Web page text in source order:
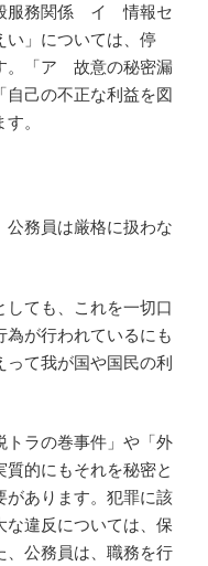
服務関係 イ 情報セ
い」については、停
。「ア 故意の秘密漏
自己の不正な利益を図
。
務員は厳格に扱わな
ても、これを一切口
が行われているにも
て我が国や国民の利
トラの巻事件」や「外
的にもそれを秘密と
があります。犯罪に該
な違反については、保
、公務員は、職務を行